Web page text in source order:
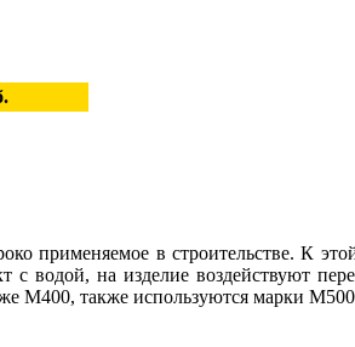
применяемое в строительстве. К
водой, на изделие воздействуют
М400, также используются марки